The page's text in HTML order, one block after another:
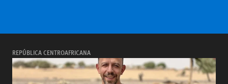
REPÚBLICA CENTROAFRICANA